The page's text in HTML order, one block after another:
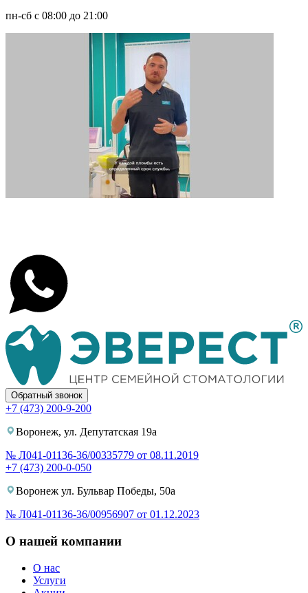
пн-сб с 08:00 до 21:00
Обратный звонок
+7 (473) 200-9-200
Воронеж, ул. Депутатская 19а
№ Л041-01136-36/00335779 от 08.11.2019
+7 (473) 200-0-050
Воронеж ул. Бульвар Победы, 50а
№ Л041-01136-36/00956907 от 01.12.2023
О нашей компании
О нас
Услуги